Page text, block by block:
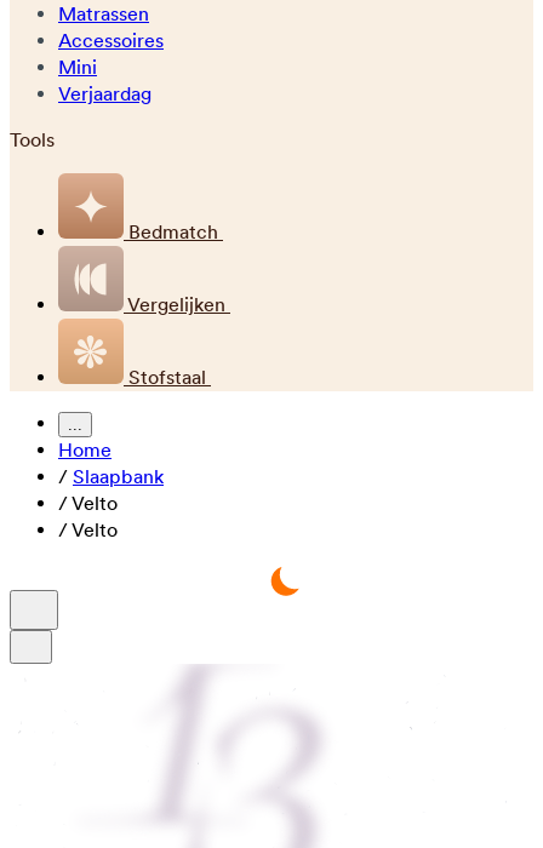
Matrassen
Accessoires
Mini
Verjaardag
Tools
Bedmatch
Vergelijken
Stofstaal
...
Home
/ Slaapbank
/Velto
/Velto